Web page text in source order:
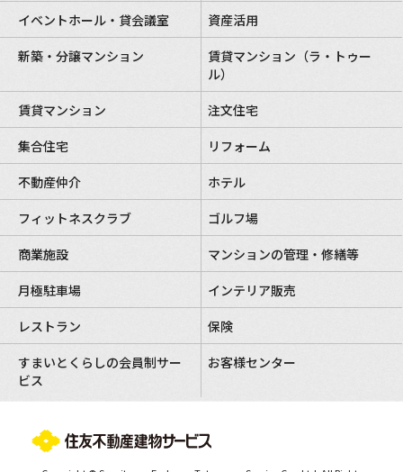
イベントホール・貸会議室
資産活用
新築・分譲マンション
賃貸マンション（ラ・トゥー
ル）
賃貸マンション
注文住宅
集合住宅
リフォーム
不動産仲介
ホテル
フィットネスクラブ
ゴルフ場
商業施設
マンションの管理・修繕等
月極駐車場
インテリア販売
レストラン
保険
すまいとくらしの会員制サー
ビス
お客様センター